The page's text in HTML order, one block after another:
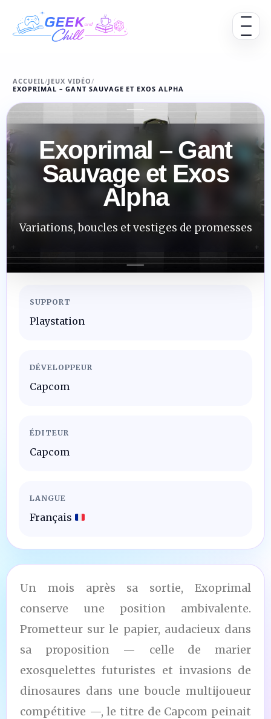
Ouvrir
ACCUEIL/JEUX VIDÉO/
EXOPRIMAL – GANT SAUVAGE ET EXOS ALPHA
Exoprimal – Gant
Sauvage et Exos
Alpha
Variations, boucles et vestiges de promesses
SUPPORT
Playstation
DÉVELOPPEUR
Capcom
ÉDITEUR
Capcom
LANGUE
Français
Un mois après sa sortie, Exoprimal
conserve une position ambivalente.
Prometteur sur le papier, audacieux dans
sa proposition — celle de marier
exosquelettes futuristes et invasions de
dinosaures dans une boucle multijoueur
compétitive —, le titre de Capcom peinait